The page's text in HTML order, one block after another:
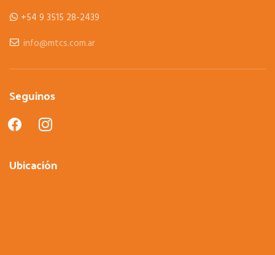
+54 9 3515 28-2439
info@mtcs.com.ar
Seguinos
facebookinstagram
Ubicación